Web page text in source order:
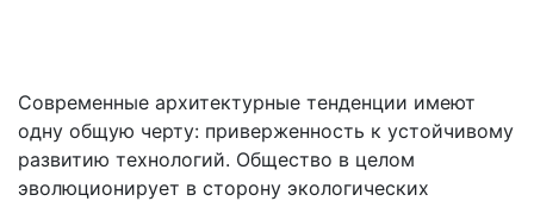
Современные архитектурные тенденции имеют
одну общую черту: приверженность к устойчивому
развитию технологий. Общество в целом
эволюционирует в сторону экологических